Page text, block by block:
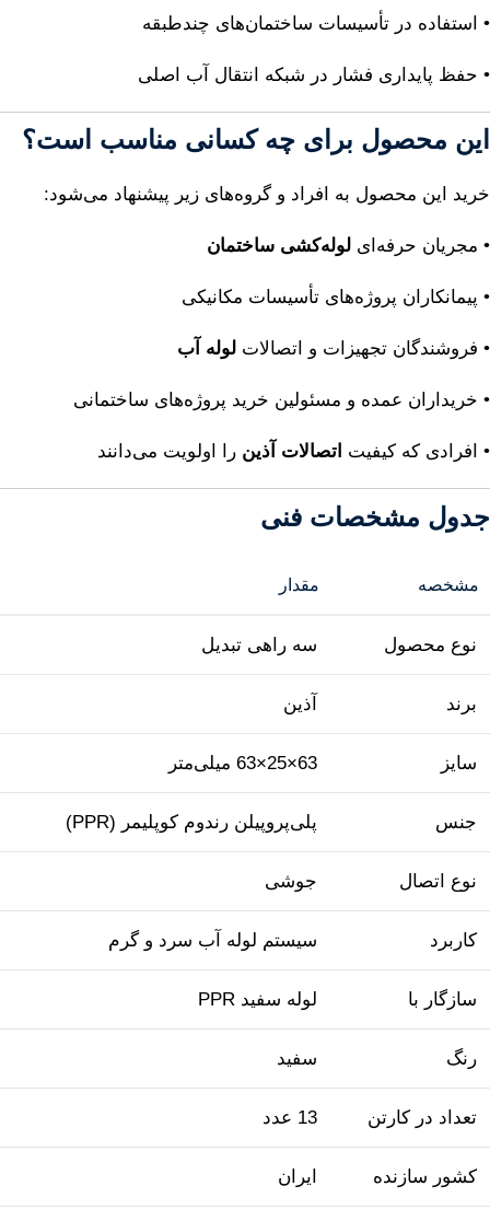
• استفاده در تأسیسات ساختمان‌های چندطبقه
• حفظ پایداری فشار در شبکه انتقال آب اصلی
این محصول برای چه کسانی مناسب است؟
خرید این محصول به افراد و گروه‌های زیر پیشنهاد می‌شود:
• مجریان حرفه‌ای لوله‌کشی ساختمان
• پیمانکاران پروژه‌های تأسیسات مکانیکی
• فروشندگان تجهیزات و اتصالات لوله آب
• خریداران عمده و مسئولین خرید پروژه‌های ساختمانی
• افرادی که کیفیت اتصالات آذین را اولویت می‌دانند
جدول مشخصات فنی
مشخصه مقدار
نوع محصول سه راهی تبدیل
برند آذین
سایز 63×25×63 میلی‌متر
جنس پلی‌پروپیلن رندوم کوپلیمر (PPR)
نوع اتصال جوشی
کاربرد سیستم لوله آب سرد و گرم
سازگار با لوله سفید PPR
رنگ سفید
تعداد در کارتن 13 عدد
کشور سازنده ایران